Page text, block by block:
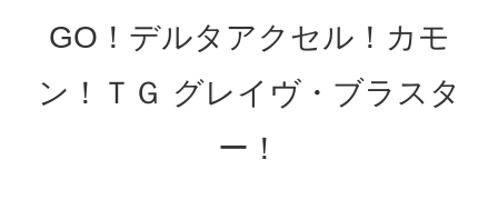
GO！デルタアクセル！ カモ
ン！ＴＧ グレイヴ・ブラスタ
ー！